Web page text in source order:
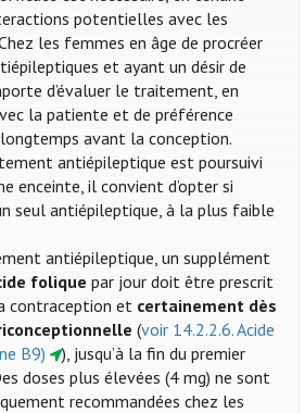
potentielles avec les
les femmes en âge de procréer
et ayant un désir de
d’évaluer le traitement, en
la patiente et de préférence
avant la conception.
antiépileptique est poursuivi
enceinte, il convient d’opter si
seul antiépileptique, à la plus faible
antiépileptique, un supplément
folique par jour doit être prescrit
contraception et certainement dès
(voir 14.2.2.6. Acide
B9)
), jusqu’à la fin du premier
doses plus élevées (4 mg) ne sont
recommandées chez les